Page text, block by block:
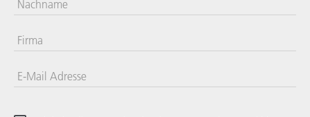
Nachname
Firma
E-Mail Adresse